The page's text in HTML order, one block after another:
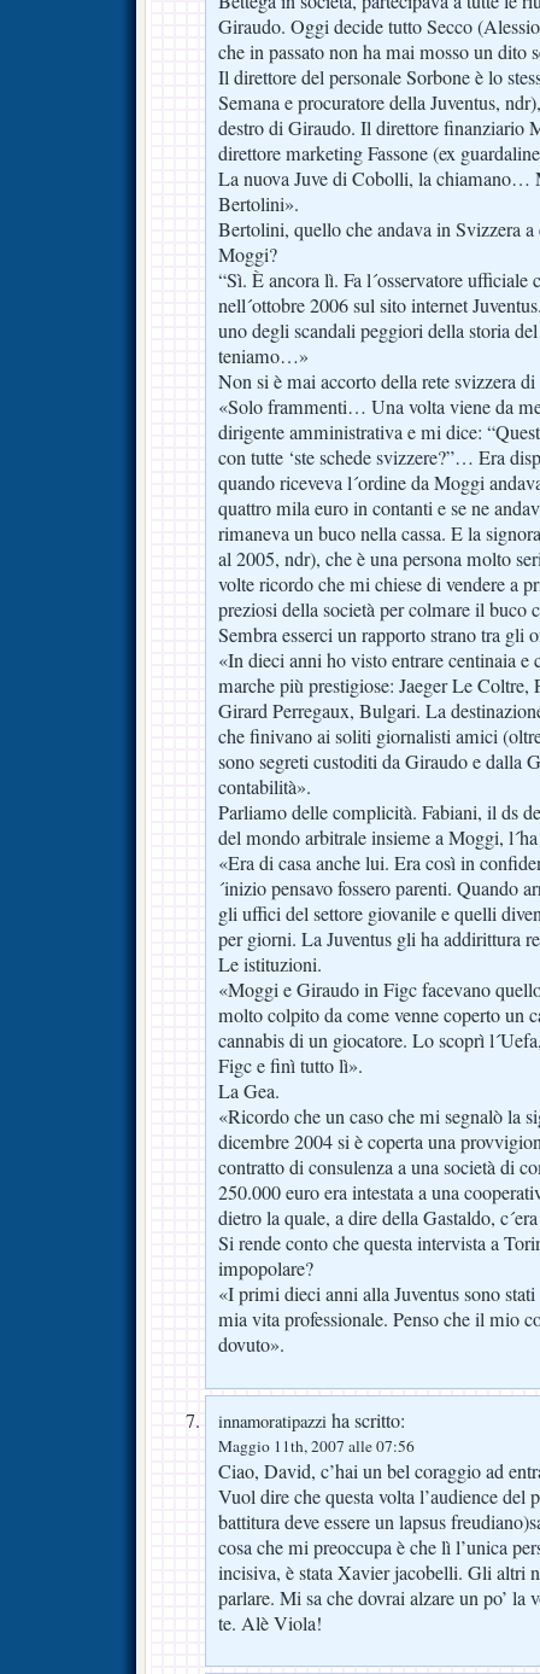
Giraudo. Oggi decide tutto Secco
che in passato non ha mai mosso un dito
Il direttore del personale Sorbone è lo
Semana e procuratore della Juventus,
destro di Giraudo. Il direttore finanziario
direttore marketing Fassone (ex
La nuova Juve di Cobolli, la chiamano…
Bertolini».
Bertolini, quello che andava in Svizzera
Moggi?
“Sì. È ancora lì. Fa l´osservatore ufficiale
nell´ottobre 2006 sul sito internet
uno degli scandali peggiori della storia
teniamo…»
Non si è mai accorto della rete svizzera
«Solo frammenti… Una volta viene da
dirigente amministrativa e mi dice:
con tutte ‘ste schede svizzere?”… Era
quando riceveva l´ordine da Moggi
quattro mila euro in contanti e se ne
rimaneva un buco nella cassa. E la
al 2005, ndr), che è una persona molto
volte ricordo che mi chiese di vendere a
preziosi della società per colmare il buco
Sembra esserci un rapporto strano tra gli
«In dieci anni ho visto entrare centinaia
marche più prestigiose: Jaeger Le
Girard Perregaux, Bulgari. La
che finivano ai soliti giornalisti amici
sono segreti custoditi da Giraudo e dalla
contabilità».
Parliamo delle complicità. Fabiani, il ds
del mondo arbitrale insieme a Moggi,
«Era di casa anche lui. Era così in
´inizio pensavo fossero parenti. Quando
gli uffici del settore giovanile e quelli
per giorni. La Juventus gli ha addirittura
Le istituzioni.
«Moggi e Giraudo in Figc facevano
molto colpito da come venne coperto un
cannabis di un giocatore. Lo scoprì
Figc e finì tutto lì».
La Gea.
«Ricordo che un caso che mi segnalò la
dicembre 2004 si è coperta una
contratto di consulenza a una società di
250.000 euro era intestata a una
dietro la quale, a dire della Gastaldo,
Si rende conto che questa intervista a
impopolare?
«I primi dieci anni alla Juventus sono
mia vita professionale. Penso che il mio
dovuto».
innamoratipazzi ha scritto:
Maggio 11th, 2007 alle 07:56
Ciao, David, c’hai un bel coraggio ad
Vuol dire che questa volta l’audience del
battitura deve essere un lapsus
cosa che mi preoccupa è che lì l’unica
incisiva, è stata Xavier jacobelli. Gli altri
parlare. Mi sa che dovrai alzare un po’ la
te. Alè Viola!